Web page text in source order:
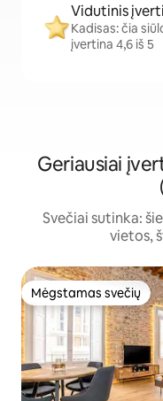
Vidutinis
Kadisas: čia
įvertina 4,6 iš 5
Geriausiai
Svečiai sutinka:
vietos,
Mėgstamas svečių
Mėgstamas svečių